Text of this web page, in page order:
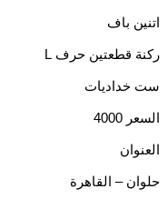
اتنين باف
ركنة قطعتين حرف L
ست خداديات
السعر 4000
العنوان
حلوان – القاهرة